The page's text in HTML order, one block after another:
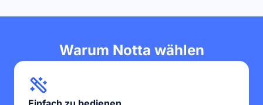
Warum Notta wählen